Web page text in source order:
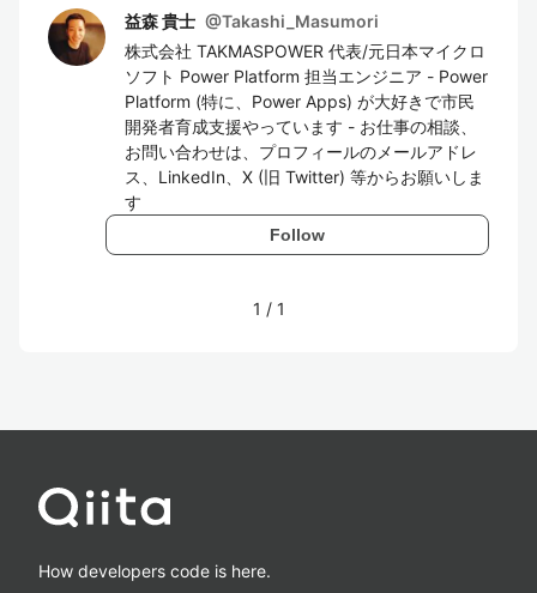
益森 貴士 @Takashi_Masumori
株式会社 TAKMASPOWER 代表/元日本マイクロ
ソフト Power Platform 担当エンジニア - Power
Platform (特に、Power Apps) が大好きで市民
開発者育成支援やっています - お仕事の相談、
お問い合わせは、プロフィールのメールアドレ
ス、LinkedIn、X (旧 Twitter) 等からお願いしま
す
Follow
1 / 1
How developers code is here.